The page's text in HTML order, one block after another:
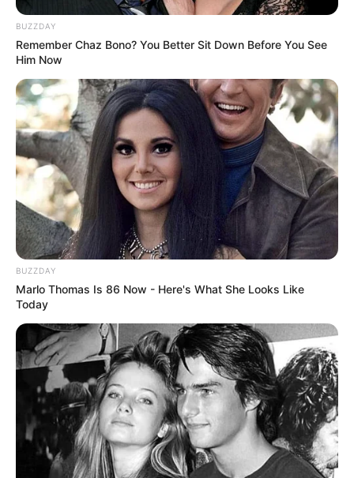
WaterTower Music.
W sumie solidne wydanie soundtracku, może nic
czy nawet tych regularnych z górnej półki, ale szczera i w
miarę wyczerpująca wypowiedź autora muzyki, odrobinę
podnosi ocenę końcową wydawnictwa.
BUZZDAY
Remember Chaz Bono? You Better Sit Down Before You See
Him Now
BUZZDAY
Marlo Thomas Is 86 Now - Here's What She Looks Like
Today